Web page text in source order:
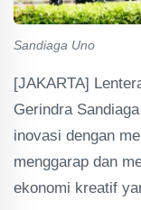
Sandiaga Uno
[JAKARTA]
Gerindra
inovasi dengan
menggarap dan
ekonomi kreatif